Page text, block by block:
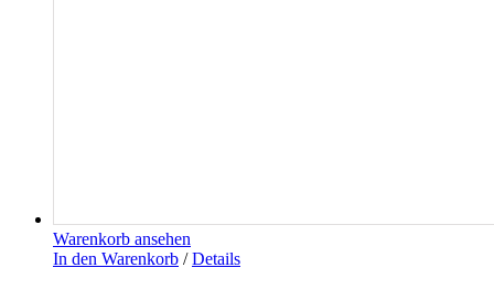
Warenkorb ansehen
In den Warenkorb / Details